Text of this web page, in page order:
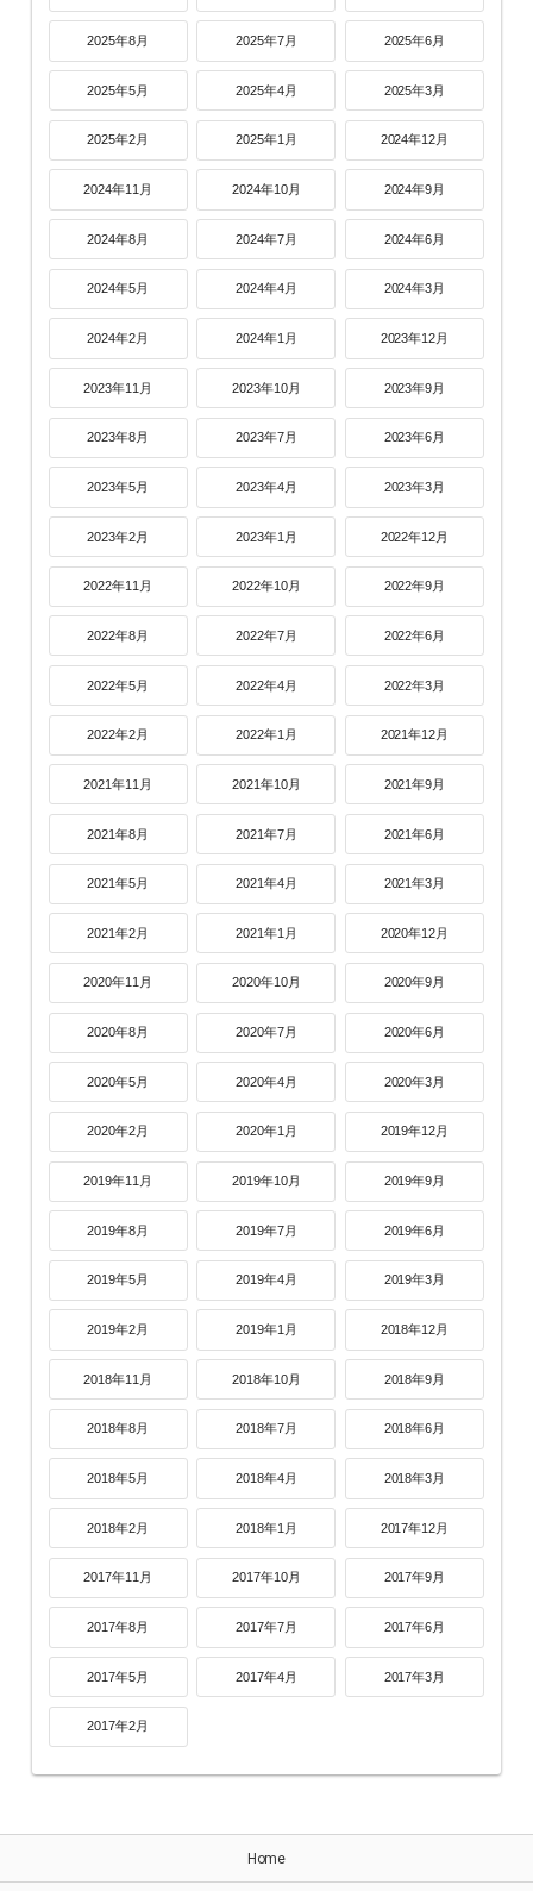
2025年8月 2025年7月 2025年6月
2025年5月 2025年4月 2025年3月
2025年2月 2025年1月 2024年12月
2024年11月 2024年10月 2024年9月
2024年8月 2024年7月 2024年6月
2024年5月 2024年4月 2024年3月
2024年2月 2024年1月 2023年12月
2023年11月 2023年10月 2023年9月
2023年8月 2023年7月 2023年6月
2023年5月 2023年4月 2023年3月
2023年2月 2023年1月 2022年12月
2022年11月 2022年10月 2022年9月
2022年8月 2022年7月 2022年6月
2022年5月 2022年4月 2022年3月
2022年2月 2022年1月 2021年12月
2021年11月 2021年10月 2021年9月
2021年8月 2021年7月 2021年6月
2021年5月 2021年4月 2021年3月
2021年2月 2021年1月 2020年12月
2020年11月 2020年10月 2020年9月
2020年8月 2020年7月 2020年6月
2020年5月 2020年4月 2020年3月
2020年2月 2020年1月 2019年12月
2019年11月 2019年10月 2019年9月
2019年8月 2019年7月 2019年6月
2019年5月 2019年4月 2019年3月
2019年2月 2019年1月 2018年12月
2018年11月 2018年10月 2018年9月
2018年8月 2018年7月 2018年6月
2018年5月 2018年4月 2018年3月
2018年2月 2018年1月 2017年12月
2017年11月 2017年10月 2017年9月
2017年8月 2017年7月 2017年6月
2017年5月 2017年4月 2017年3月
2017年2月
Home